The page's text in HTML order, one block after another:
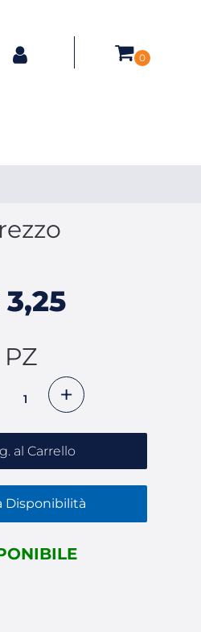
0
PZ
Quantità
al Carrello
Disponibilità